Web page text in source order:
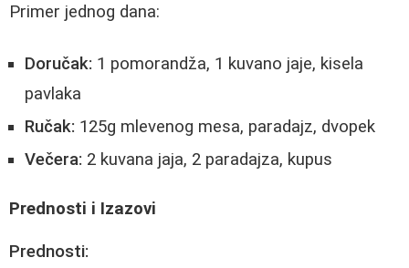
Primer jednog dana:
Doručak: 1 pomorandža, 1 kuvano jaje, kisela
pavlaka
Ručak: 125g mlevenog mesa, paradajz, dvopek
Večera: 2 kuvana jaja, 2 paradajza, kupus
Prednosti i Izazovi
Prednosti: